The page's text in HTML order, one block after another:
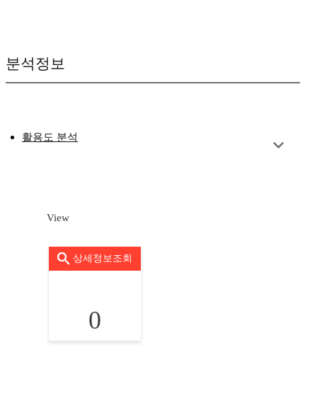
분석정보
활용도 분석
View
상세정보조회
0